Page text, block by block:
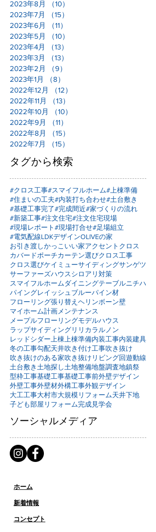
2023年8月
（10）
2023年7月
（15）
2023年6月
（11）
2023年5月
（10）
2023年4月
（13）
2023年3月
（13）
2023年2月
（9）
2023年1月
（8）
2022年12月
（12）
2022年11月
（13）
2022年10月
（10）
2022年9月
（11）
2022年8月
（15）
2022年7月
（15）
タグから検索
#クロス工事#スマイフルホーム#上棟準備
#住まいの工夫#内装打ち合わせ#土台敷き
#基礎工事完了#完成間近#家づくりの流れ
#新築工事#注文住宅#注文住宅現場
#現場レポート#現場打合せ#足場組立
#電気配線LDKデザインOLIVEの家
お引き渡しかっこいい家アクセントクロス
カバードポーチカーテン選びクロス工事
クロス選びケイミューサイディングサンゲツ
サーファーズハウスシロアリ対策
スマイフルホームダイニングテーブルニチハ
パイングレイッシュブルーパイン材
フローリング張り替え ヘリンボーン壁
マイホーム計画 メンテナンス
メープルフローリングモデルハウス
ラップサイディングリリカラ ルノン
レッドシダー 上棟 上棟準備内装工事内装建具
冬の工事勾配天井吹き付け工事吹き抜け
吹き抜けのある家吹き抜けリビング回遊動線
土台敷き 土地探し土地整備地盤調査地鎮祭
型枠工事基礎工事基礎工事前外壁デザイン
外壁工事外壁材外構工事外観デザイン
大工工事大村市大規模リフォーム天井下地
子ども部屋リフォーム完成見学会
ソーシャルメディア
ホーム
新着情報
コンセプト